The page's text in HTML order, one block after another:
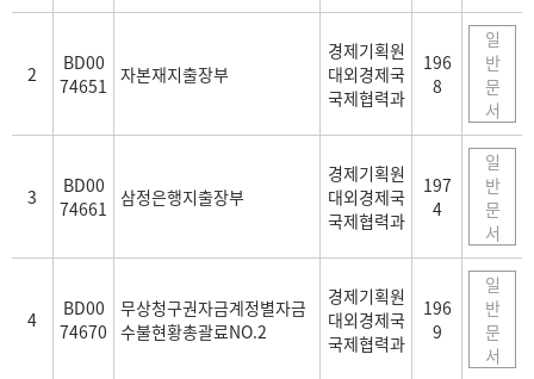
2
BD00
74651 자본재지출장부
경제기획원
대외경제국
국제협력과
196
8
일
반
문
서
3
BD00
74661
삼정은행지출장부
경제기획원
대외경제국
국제협력과
197
4
일
반
문
서
4
BD00
74670
무상청구권자금계정별자금
수불현황총괄료NO.2
경제기획원
대외경제국
국제협력과
196
9
일
반
문
서